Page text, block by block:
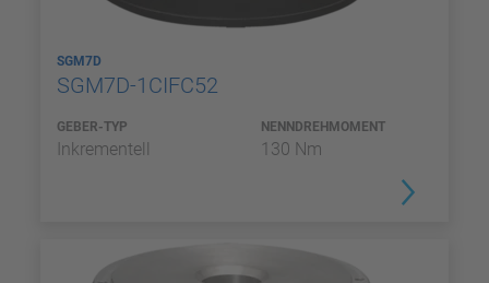
SGM7D
SGM7D-1CIFC52
GEBER-TYP
Inkrementell
NENNDREHMOMENT
130 Nm